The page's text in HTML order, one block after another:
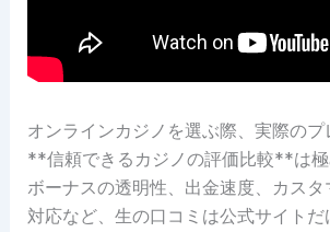
オンラインカジノを選ぶ際、実際のプ
**信頼できるカジノの評価比較**は極
ボーナスの透明性、出金速度、カス
対応など、生の口コミは公式サイト